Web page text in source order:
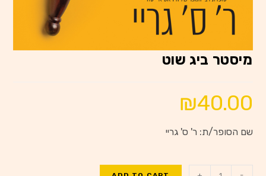
מיסטר ביג שוט
₪40.00
שם הסופר/ת: ר' ס' גריי